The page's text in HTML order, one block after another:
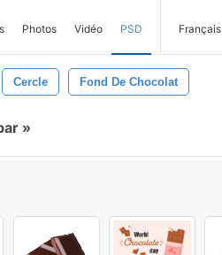
Photos Vidéo PSD Français
Cercle Fond De Chocolat